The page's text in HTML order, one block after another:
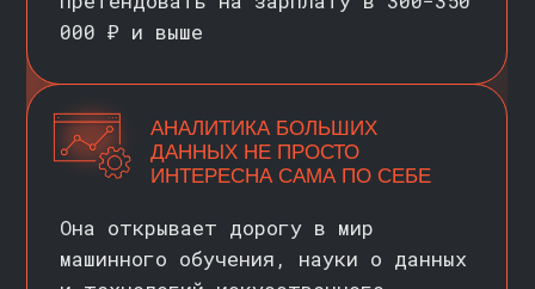
Отсрочка от армии
Комфортное совмещение учебы
и работы
Образовательный